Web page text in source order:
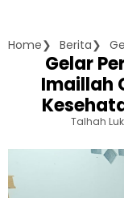
Home Berita
Gelar
Imaillah
Talhah